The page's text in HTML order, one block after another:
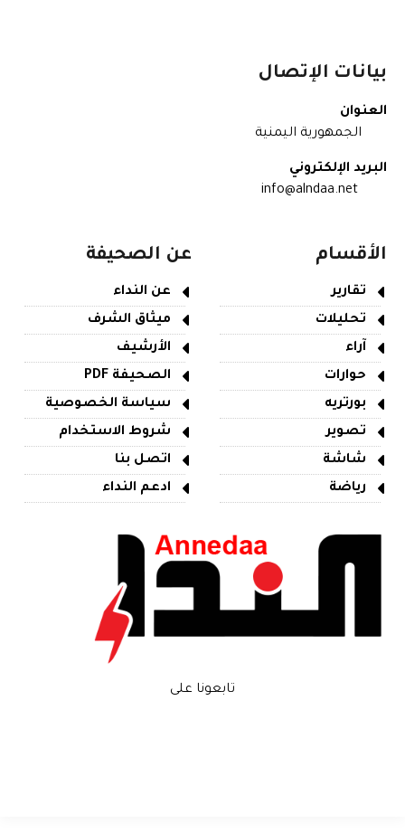
بيانات الإتصال
العنوان
الجمهورية اليمنية
البريد الإلكتروني
info@alndaa.net
الأقسام
تقارير
تحليلات
آراء
حوارات
بورتريه
تصوير
شاشة
رياضة
عن الصحيفة
عن النداء
ميثاق الشرف
الأرشيف
الصحيفة PDF
سياسة الخصوصية
شروط الاستخدام
اتصل بنا
ادعم النداء
تابعونا على